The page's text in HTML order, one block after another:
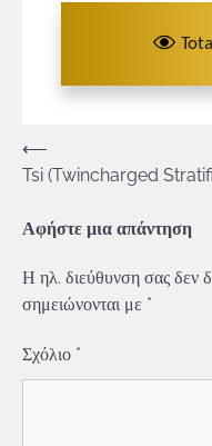
Πλοήγηση
άρθρων
⟵
Tsi (Twincharged
Αφήστε μια απάντηση
Η ηλ. διεύθυνση σας δεν
σημειώνονται με *
Σχόλιο *